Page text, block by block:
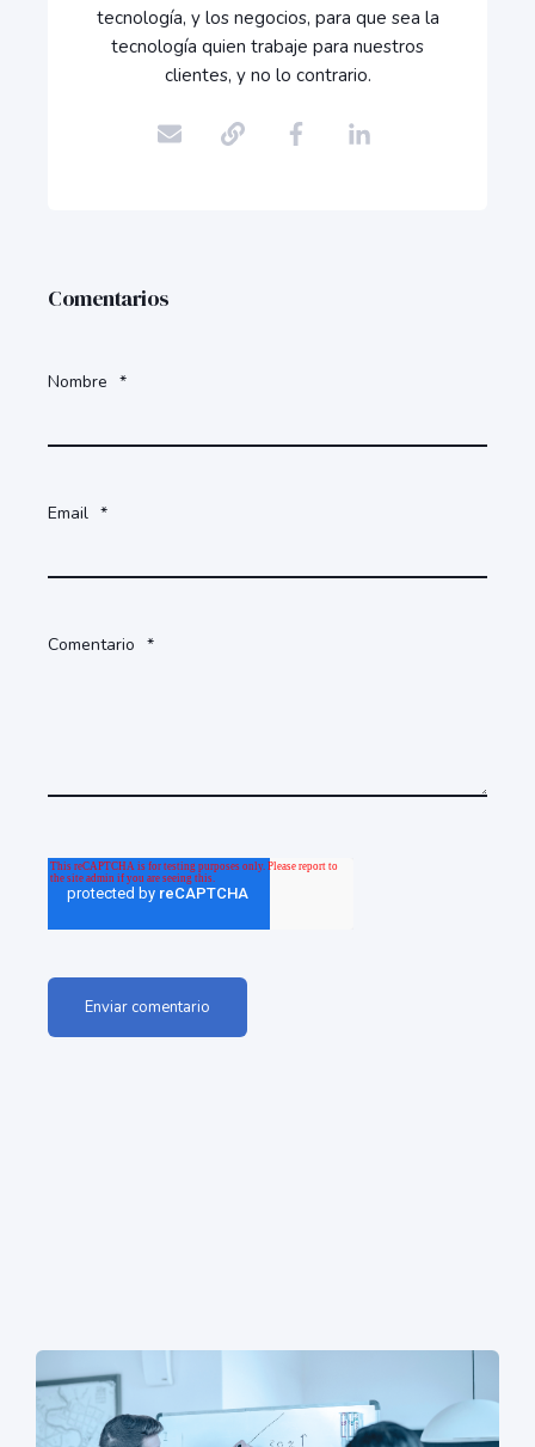
tecnología, y los negocios, para que sea la
tecnología quien trabaje para nuestros
clientes, y no lo contrario.
Comentarios
Nombre *
Email *
Comentario *